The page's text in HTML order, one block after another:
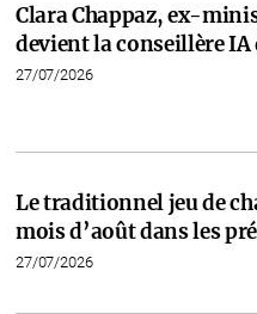
Clara Chappaz, ex-
devient la conseillère
27/07/2026
Le traditionnel jeu de
mois d’août dans les
27/07/2026